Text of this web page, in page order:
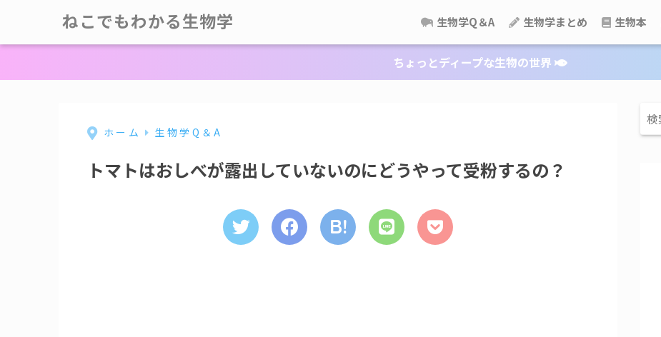
ねこでもわかる生物学 生物学Q＆A 生物学まとめ 生物本
ちょっとディープな生物の世界
ホーム 生物学Q＆A
トマトはおしべが露出していないのにどうやって受粉するの？